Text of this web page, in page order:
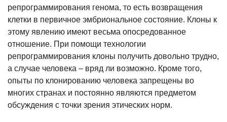
репрограммирования генома, то есть возвращения
клетки в первичное эмбриональное состояние. Клоны к
этому явлению имеют весьма опосредованное
отношение. При помощи технологии
репрограммирования клоны получить довольно трудно,
а случае человека – вряд ли возможно. Кроме того,
опыты по клонированию человека запрещены во
многих странах и постоянно являются предметом
обсуждения с точки зрения этических норм.